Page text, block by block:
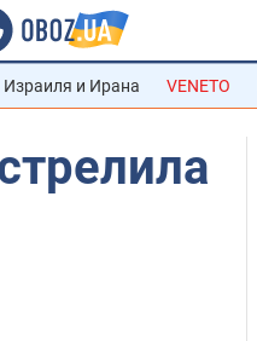
Израиля и Ирана VENETO